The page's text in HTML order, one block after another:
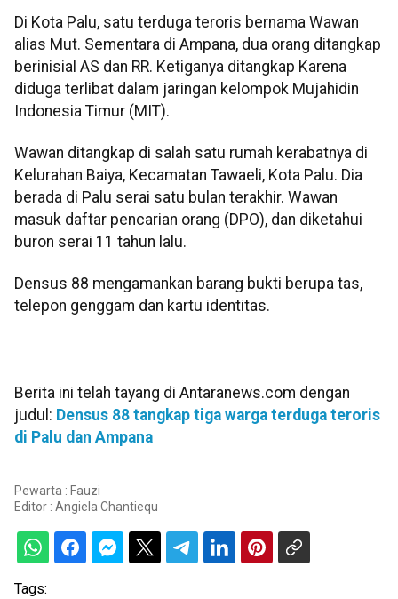
Di Kota Palu, satu terduga teroris bernama Wawan
alias Mut. Sementara di Ampana, dua orang ditangkap
berinisial AS dan RR. Ketiganya ditangkap Karena
diduga terlibat dalam jaringan kelompok Mujahidin
Indonesia Timur (MIT).
Wawan ditangkap di salah satu rumah kerabatnya di
Kelurahan Baiya, Kecamatan Tawaeli, Kota Palu. Dia
berada di Palu serai satu bulan terakhir. Wawan
masuk daftar pencarian orang (DPO), dan diketahui
buron serai 11 tahun lalu.
Densus 88 mengamankan barang bukti berupa tas,
telepon genggam dan kartu identitas.
Berita ini telah tayang di Antaranews.com dengan
judul: Densus 88 tangkap tiga warga terduga teroris
di Palu dan Ampana
Pewarta : Fauzi
Editor : Angiela Chantiequ
Tags: